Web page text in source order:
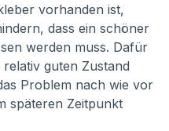
vorhanden ist,
dass ein schöner
werden muss. Dafür
guten Zustand
Problem nach wie vor
späteren Zeitpunkt